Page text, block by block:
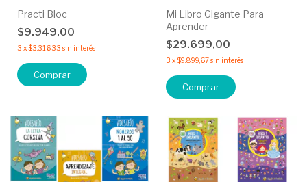
Practi Bloc
$9.949,00
3 x$3.316,33 sin interés
Comprar
Mi Libro Gigante Para
Aprender
$29.699,00
3 x$9.899,67sin interés
Comprar